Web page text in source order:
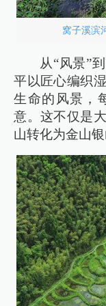
窝子溪滨
从“风景”
平以匠心编织
生命的风景，
意。这不仅是
山转化为金山银